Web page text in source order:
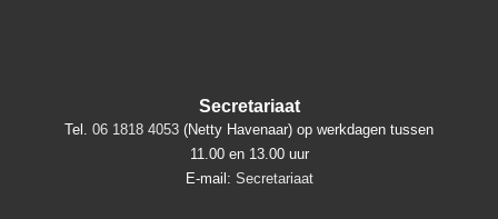
Secretariaat
Tel. 06 1818 4053 (Netty Havenaar) op werkdagen tussen
11.00 en 13.00 uur
E-mail: Secretariaat